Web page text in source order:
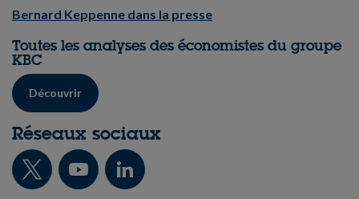
Bernard Keppenne dans la presse
Toutes les analyses des économistes du groupe
KBC
Découvrir
Réseaux sociaux